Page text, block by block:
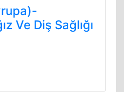
Ve Diş Sağlığı